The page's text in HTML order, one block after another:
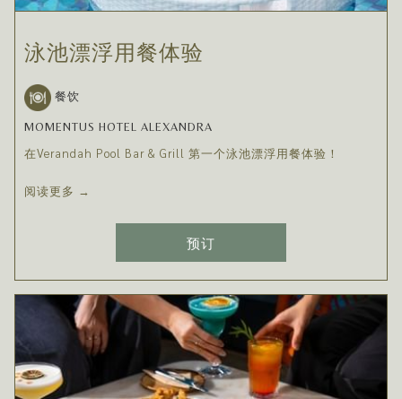
泳池漂浮用餐体验
餐饮
MOMENTUS HOTEL ALEXANDRA
在Verandah Pool Bar & Grill 第一个泳池漂浮用餐体验！
阅读更多
预订